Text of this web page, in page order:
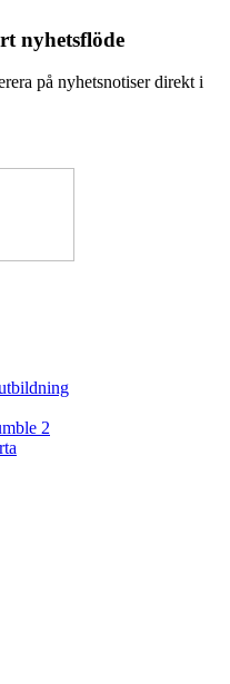
nyhetsflöde
på nyhetsnotiser direkt i
2